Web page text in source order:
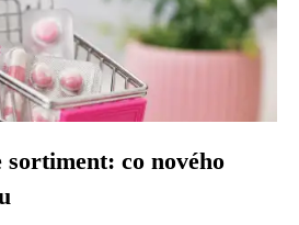
co nového